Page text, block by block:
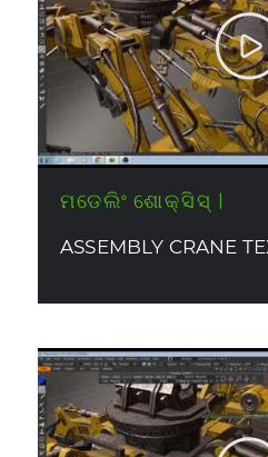
ମଡେଲିଂ ଶୋକ୍ସିସ୍ |
ASSEMBLY CRANE